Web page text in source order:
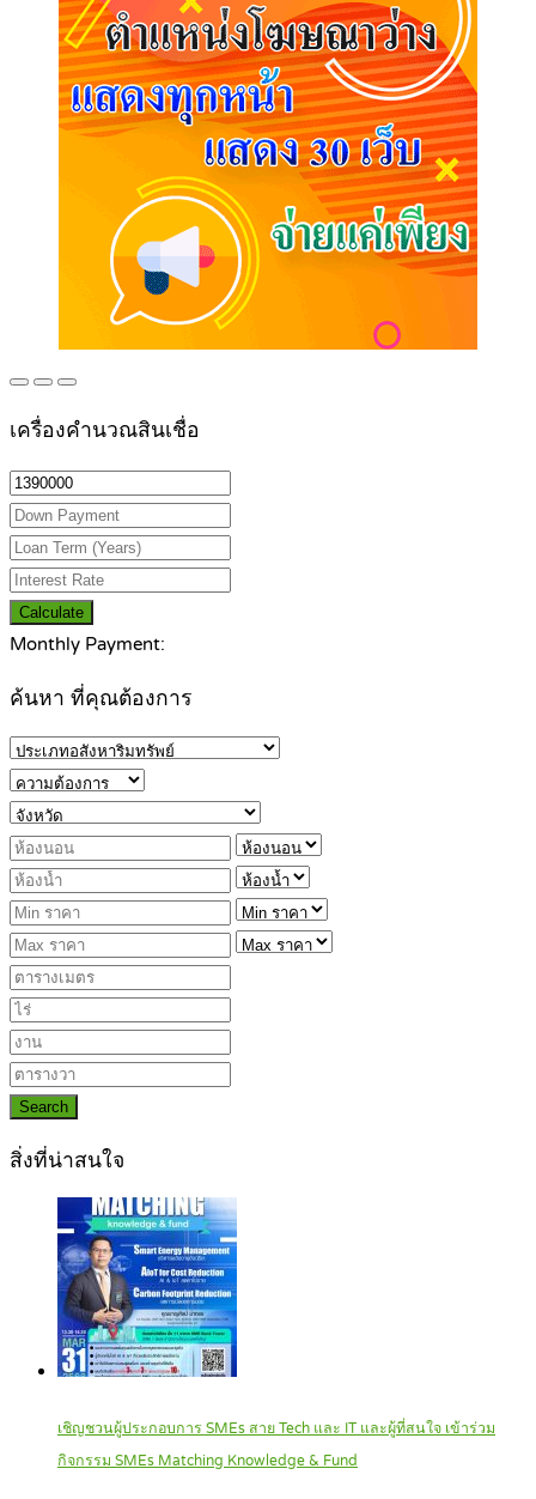
เครื่องคำนวณสินเชื่อ
Calculate
Monthly Payment:
ค้นหา ที่คุณต้องการ
Search
สิ่งที่น่าสนใจ
เชิญชวนผู้ประกอบการ SMEs สาย Tech และ IT และผู้ที่สนใจ เข้าร่วม
กิจกรรม SMEs Matching Knowledge & Fund